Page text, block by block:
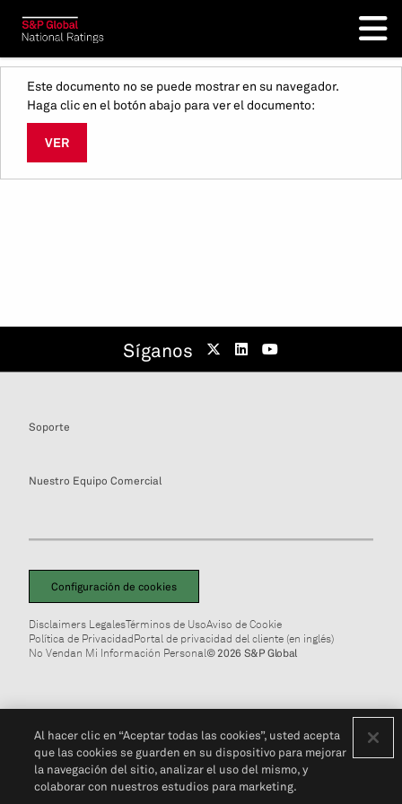
Este documento no se puede mostrar en su navegador.
Haga clic en el botón abajo para ver el documento:
VER
Síganos
Soporte
Nuestro Equipo Comercial
Configuración de cookies
Disclaimers LegalesTérminos de UsoAviso de Cookie
Política de PrivacidadPortal de privacidad del cliente (en inglés)
No Vendan Mi Información Personal© 2026 S&P Global
Al hacer clic en “Aceptar todas las cookies”, usted acepta
que las cookies se guarden en su dispositivo para mejorar
la navegación del sitio, analizar el uso del mismo, y
colaborar con nuestros estudios para marketing.